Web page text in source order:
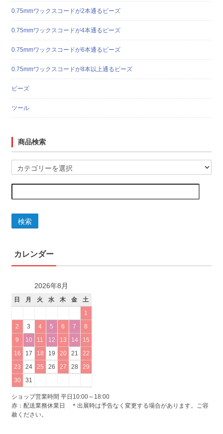
0.75mmワックスコードが2本通るビーズ
0.75mmワックスコードが4本通るビーズ
0.75mmワックスコードが6本通るビーズ
0.75mmワックスコードが8本以上通るビーズ
ビーズ
ツール
商品検索
検索
カレンダー
2026年8月
日 月 火 水 木 金
土
1
2
3 4 5 6 7
8
9
10 11 12 13 14
15
16
17 18 19 20 21
22
23
24 25 26 27 28
29
30
31
ショップ営業時間 平日10:00～18:00
赤：配送業務休業日 ＊出展時は予告なく変更する場合があります。ご容
赦ください。